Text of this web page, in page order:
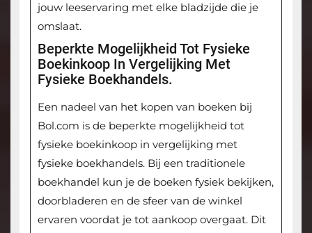
jouw leeservaring met elke bladzijde die je
omslaat.
Beperkte Mogelijkheid Tot Fysieke
Boekinkoop In Vergelijking Met
Fysieke Boekhandels.
Een nadeel van het kopen van boeken bij
Bol.com is de beperkte mogelijkheid tot
fysieke boekinkoop in vergelijking met
fysieke boekhandels. Bij een traditionele
boekhandel kun je de boeken fysiek bekijken,
doorbladeren en de sfeer van de winkel
ervaren voordat je tot aankoop overgaat. Dit